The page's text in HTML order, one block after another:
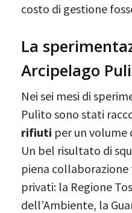
costo di gestione
La
Arcipelago
Nei sei mesi di
Pulito sono stati
rifiuti per un volume
Un bel risultato di
piena
privati: la Regione
dell’Ambiente, la